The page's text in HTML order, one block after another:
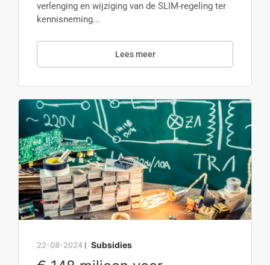
verlenging en wijziging van de SLIM-regeling ter
kennisneming...
Lees meer
22-08-2024 | Subsidies